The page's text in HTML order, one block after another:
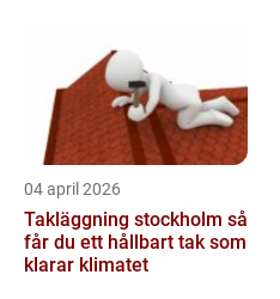
04 april 2026
Takläggning stockholm så
får du ett hållbart tak som
klarar klimatet